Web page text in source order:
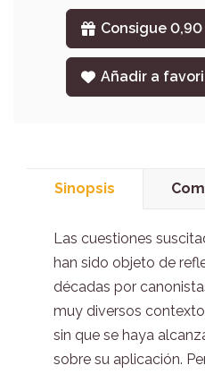
Consigue
Añadir a
Sinopsis
Las cuestiones
han sido objeto de
décadas por
muy diversos
sin que se haya
sobre su aplicación.